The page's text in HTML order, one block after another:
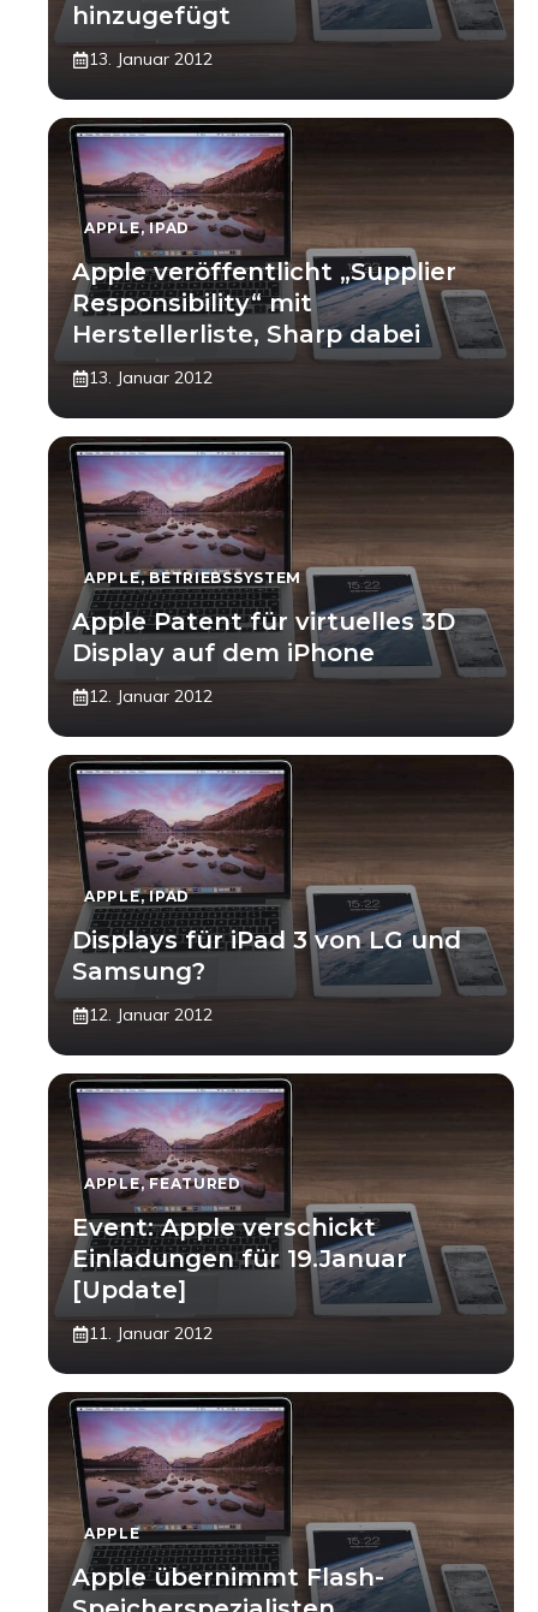
hinzugefügt
13. Januar 2012
APPLE,IPAD
Apple veröffentlicht „Supplier
Responsibility“ mit
Herstellerliste, Sharp dabei
13. Januar 2012
APPLE,BETRIEBSSYSTEM
Apple Patent für virtuelles 3D
Display auf dem iPhone
12. Januar 2012
APPLE,IPAD
Displays für iPad 3 von LG und
Samsung?
12. Januar 2012
APPLE,FEATURED
Event: Apple verschickt
Einladungen für 19.Januar
[Update]
11. Januar 2012
APPLE
Apple übernimmt Flash-